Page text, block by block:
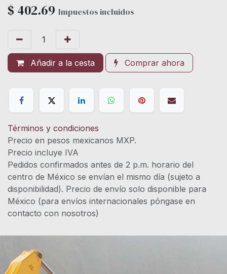
$ 402.69 Impuestos incluidos
Añadir a la cesta Comprar ahora
Términos y condiciones
Precio en pesos mexicanos MXP.
Precio incluye IVA
Pedidos confirmados antes de 2 p.m. horario del
centro de México se envían el mismo día (sujeto a
disponibilidad). Precio de envío solo disponible para
México (para envíos internacionales póngase en
contacto con nosotros)